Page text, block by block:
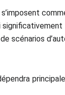
scénarios